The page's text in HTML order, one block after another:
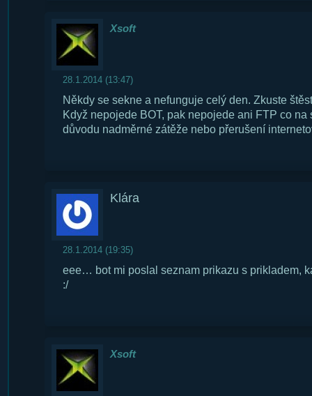
Xsoft
28.1.2014 (13:47)
Někdy se sekne a nefunguje celý den. Zkuste
Když nepojede BOT, pak nepojede ani FTP co na
důvodu nadměrné zátěže nebo přerušení
Klára
28.1.2014 (19:35)
eee… bot mi poslal seznam prikazu s prikladem,
:/
Xsoft